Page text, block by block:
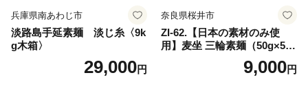
兵庫県南あわじ市
淡路島手延素麺 淡じ糸〈9k
g木箱〉
29,000円
奈良県桜井市
ZI-62.【日本の素材のみ使
用】麦坐 三輪素麺（50g×5束
9,000円